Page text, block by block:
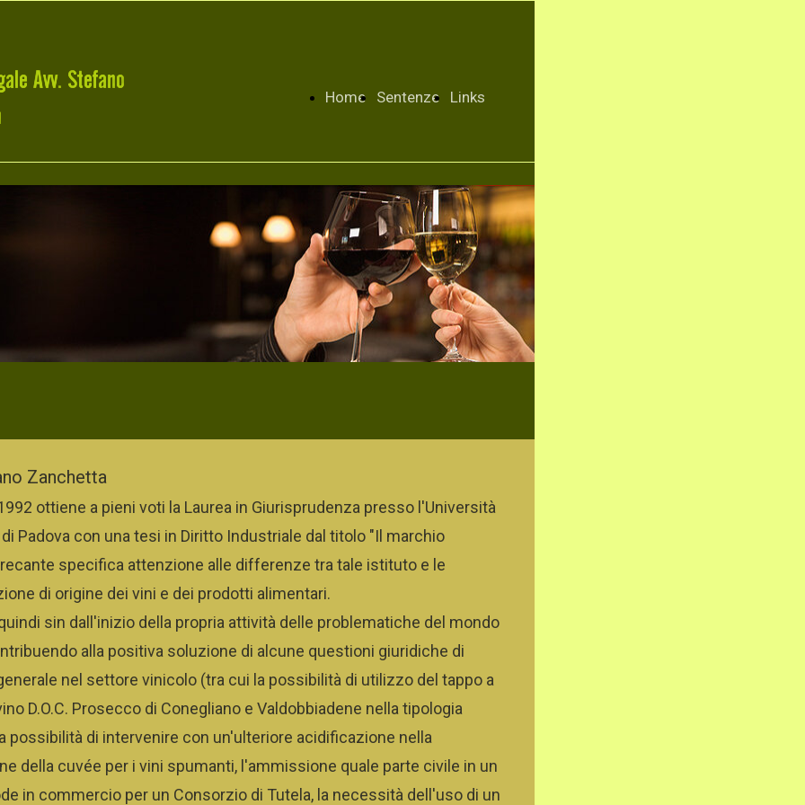
Home Sentenze Links
Zanchetta
ottiene a pieni voti la Laurea in Giurisprudenza presso l'Università
Padova con una tesi in Diritto Industriale dal titolo "Il marchio
specifica attenzione alle differenze tra tale istituto e le
di origine dei vini e dei prodotti alimentari.
sin dall'inizio della propria attività delle problematiche del mondo
alla positiva soluzione di alcune questioni giuridiche di
nel settore vinicolo (tra cui la possibilità di utilizzo del tappo a
D.O.C. Prosecco di Conegliano e Valdobbiadene nella tipologia
possibilità di intervenire con un'ulteriore acidificazione nella
della cuvée per i vini spumanti, l'ammissione quale parte civile in un
in commercio per un Consorzio di Tutela, la necessità dell'uso di un